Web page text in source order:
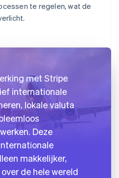
te regelen, wat de
met Stripe
internationale
lokale valuta
Deze
makkelijker,
de hele wereld